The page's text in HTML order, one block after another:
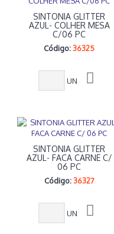
SINTONIA GLITTER
AZUL- COLHER MESA
C/06 PC
Código:36325
UN
SINTONIA GLITTER
AZUL- FACA CARNE C/
06 PC
Código: 36327
UN